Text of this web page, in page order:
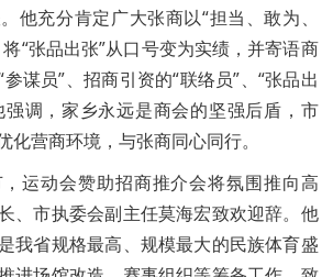
他充分肯定广大张商以“担当、敢为、
“张品出张”从口号变为实绩，并寄语商
谋员”、招商引资的“联络员”、“张品出
强调，家乡永远是商会的坚强后盾，市
化营商环境，与张商同心同行。
运动会赞助招商推介会将氛围推向高
、市执委会副主任莫海宏致欢迎辞。他
我省规格最高、规模最大的民族体育盛